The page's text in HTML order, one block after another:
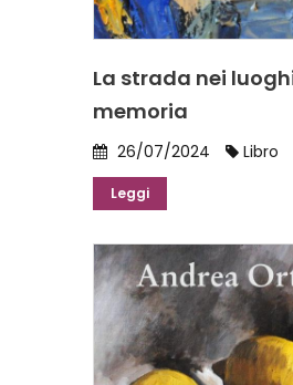
La strada nei
memoria
26/07/2024 Libro
Leggi